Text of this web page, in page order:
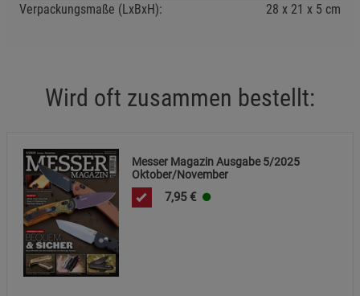
Verpackungsmaße (LxBxH):
28 21 5 cm
Wird oft zusammen bestellt:
Messer Magazin Ausgabe 5/2025
Oktober/November
7,95 €